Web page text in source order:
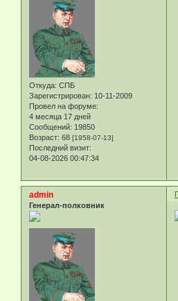
Откуда: СПБ
Зарегистрирован: 10-11-2009
Провел на форуме:
4 месяца 17 дней
Сообщений: 19850
Возраст: 68 [1958-07-13]
Последний визит:
04-08-2026 00:47:34
admin
Генерал-полковник